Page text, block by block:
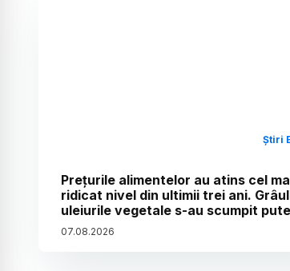
Știri
Prețurile alimentelor au atins cel
ridicat nivel din ultimii trei ani.
uleiurile vegetale s-au scumpit
07.08.2026